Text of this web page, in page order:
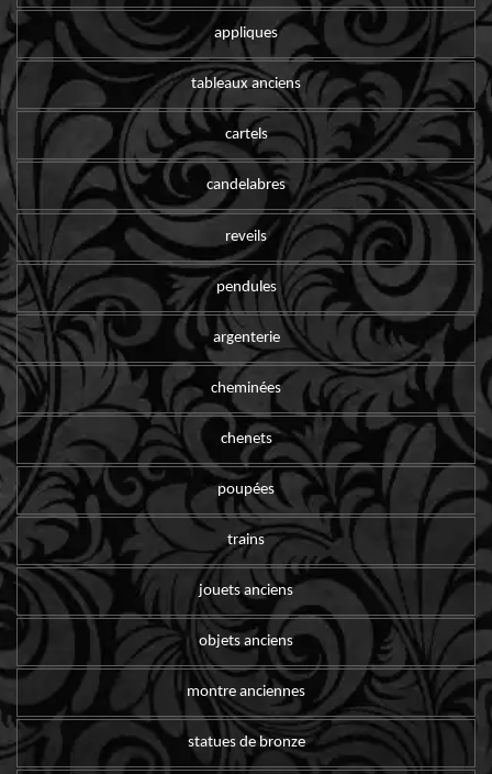
appliques
tableaux anciens
cartels
candelabres
reveils
pendules
argenterie
cheminées
chenets
poupées
trains
jouets anciens
objets anciens
montre anciennes
statues de bronze